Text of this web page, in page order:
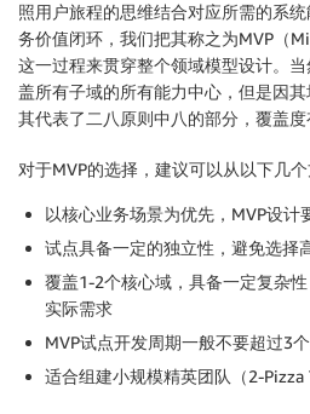
照用户旅程的思维结合对应所需的系
务价值闭环，我们把其称之为MVP（
这一过程来贯穿整个领域模型设计。
盖所有子域的所有能力中心，但是因
其代表了二八原则中八的部分，覆盖度
对于MVP的选择，建议可以从以下几个
以核心业务场景为优先，MVP设计
试点具备一定的独立性，避免选择
覆盖1-2个核心域，具备一定复杂
实际需求
MVP试点开发周期一般不要超过3
适合组建小规模精英团队（2-Pizza